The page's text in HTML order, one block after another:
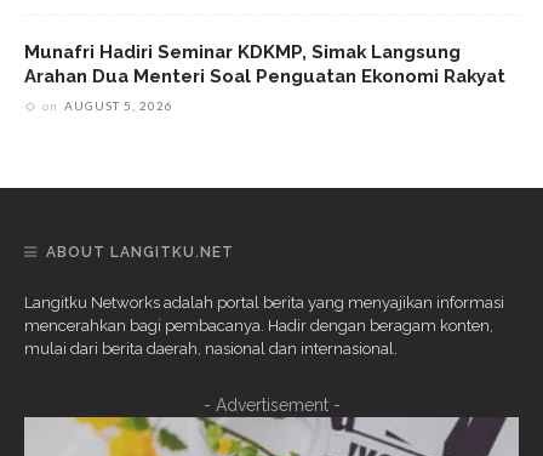
Munafri Hadiri Seminar KDKMP, Simak Langsung
Arahan Dua Menteri Soal Penguatan Ekonomi Rakyat
on AUGUST 5, 2026
ABOUT LANGITKU.NET
Langitku Networks adalah portal berita yang menyajikan informasi
mencerahkan bagi pembacanya. Hadir dengan beragam konten,
mulai dari berita daerah, nasional dan internasional.
- Advertisement -